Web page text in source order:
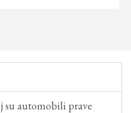
su automobili prave